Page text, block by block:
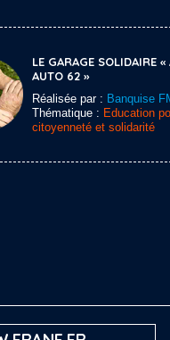
LE GARAGE SOLIDAIRE «
AUTO 62 »
Réalisée par : Banquise
Thématique : Education
citoyenneté et solidarité